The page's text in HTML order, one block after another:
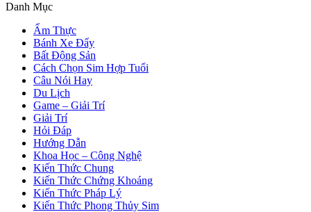
Danh Mục
Ẩm Thực
Bánh Xe Đẩy
Bất Động Sản
Cách Chọn Sim Hợp Tuổi
Câu Nói Hay
Du Lịch
Game – Giải Trí
Giải Trí
Hỏi Đáp
Hướng Dẫn
Khoa Học – Công Nghệ
Kiến Thức Chung
Kiến Thức Chứng Khoáng
Kiến Thức Pháp Lý
Kiến Thức Phong Thủy Sim